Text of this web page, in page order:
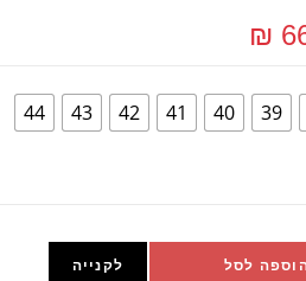
₪
39
40
41
42
43
44
לסל לקנייה